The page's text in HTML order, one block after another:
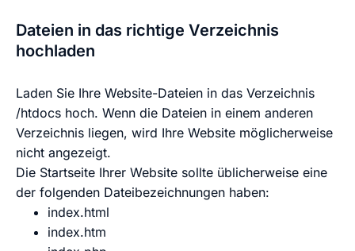
Dateien in das richtige Verzeichnis
hochladen
Laden Sie Ihre Website-Dateien in das Verzeichnis
/htdocs hoch. Wenn die Dateien in einem anderen
Verzeichnis liegen, wird Ihre Website möglicherweise
nicht angezeigt.
Die Startseite Ihrer Website sollte üblicherweise eine
der folgenden Dateibezeichnungen haben:
index.html
index.htm